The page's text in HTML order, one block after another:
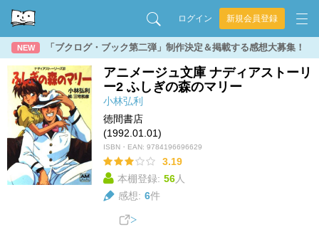
ログイン 新規会員登録
NEW 「ブクログ・ブック第二弾」制作決定＆掲載する感想大募集！
アニメージュ文庫 ナディアストーリ
ー2 ふしぎの森のマリー
小林弘利
徳間書店
(1992.01.01)
ISBN・EAN: 9784196696629
3.19
本棚登録: 56人
感想: 6件